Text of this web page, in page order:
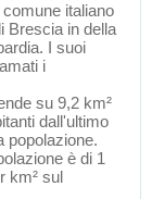
comune italiano
Brescia in della
. I suoi
i
su 9,2 km²
dall'ultimo
popolazione.
è di 1
km² sul